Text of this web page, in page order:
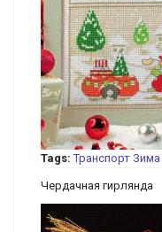
Tags: Транспорт Зима
Чердачная гирлянда